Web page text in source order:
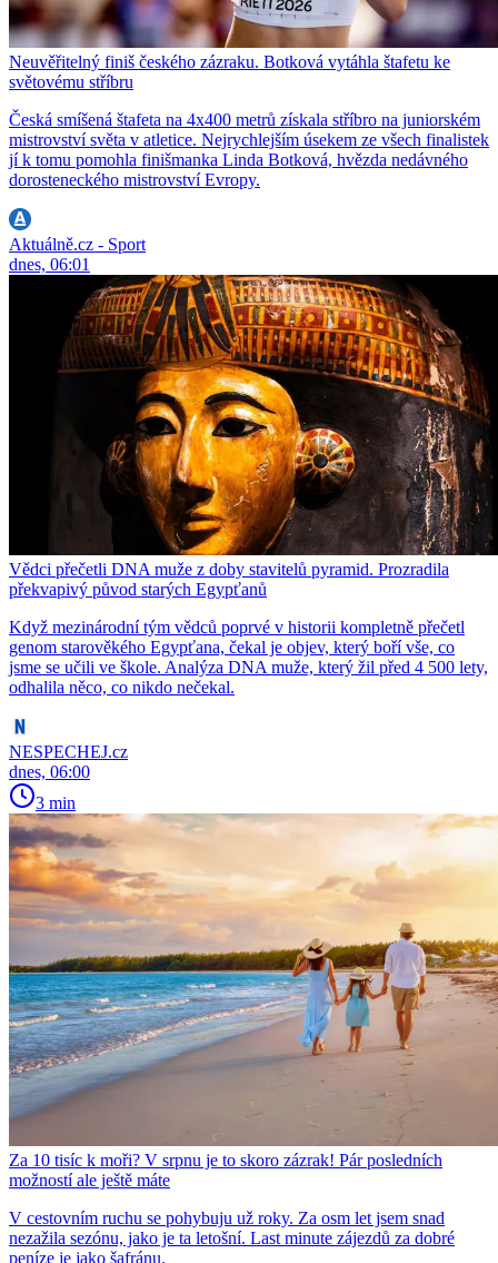
Neuvěřitelný finiš českého zázraku. Botková vytáhla štafetu ke
světovému stříbru
Česká smíšená štafeta na 4x400 metrů získala stříbro na juniorském
mistrovství světa v atletice. Nejrychlejším úsekem ze všech finalistek
jí k tomu pomohla finišmanka Linda Botková, hvězda nedávného
dorosteneckého mistrovství Evropy.
Aktuálně.cz - Sport
dnes, 06:01
Vědci přečetli DNA muže z doby stavitelů pyramid. Prozradila
překvapivý původ starých Egypťanů
Když mezinárodní tým vědců poprvé v historii kompletně přečetl
genom starověkého Egypťana, čekal je objev, který boří vše, co
jsme se učili ve škole. Analýza DNA muže, který žil před 4 500 lety,
odhalila něco, co nikdo nečekal.
NESPECHEJ.cz
dnes, 06:00
3 min
Za 10 tisíc k moři? V srpnu je to skoro zázrak! Pár posledních
možností ale ještě máte
V cestovním ruchu se pohybuju už roky. Za osm let jsem snad
nezažila sezónu, jako je ta letošní. Last minute zájezdů za dobré
peníze je jako šafránu.